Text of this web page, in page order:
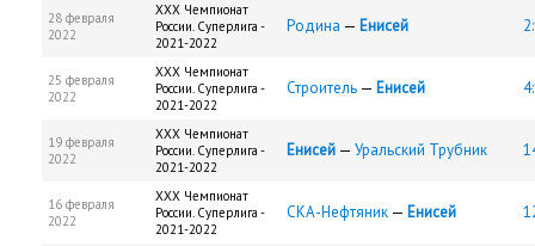
28 февраля
2022
XXX Чемпионат
России. Суперлига -
2021-2022
Родина — Енисей
25 февраля
2022
XXX Чемпионат
России. Суперлига -
2021-2022
Строитель — Енисей
19 февраля
2022
XXX Чемпионат
России. Суперлига -
2021-2022
Енисей — Уральский Трубник
16 февраля
2022
XXX Чемпионат
России. Суперлига -
2021-2022
СКА-Нефтяник — Енисей